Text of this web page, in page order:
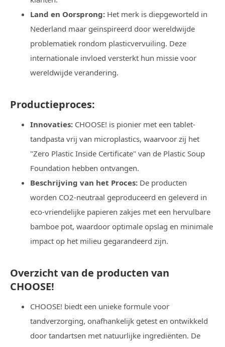
Land en Oorsprong: Het merk is diepgeworteld in
Nederland maar geïnspireerd door wereldwijde
problematiek rondom plasticvervuiling. Deze
internationale invloed versterkt hun missie voor
wereldwijde verandering.
Productieproces:
Innovaties: CHOOSE! is pionier met een tablet-
tandpasta vrij van microplastics, waarvoor zij het
"Zero Plastic Inside Certificate" van de Plastic Soup
Foundation hebben ontvangen.
Beschrijving van het Proces: De producten
worden CO2-neutraal geproduceerd en geleverd in
eco-vriendelijke papieren zakjes met een hervulbare
bamboe pot, waardoor optimale opslag en minimale
impact op het milieu gegarandeerd zijn.
Overzicht van de producten van
CHOOSE!
CHOOSE! biedt een unieke formule voor
tandverzorging, onafhankelijk getest en ontwikkeld
door tandartsen met natuurlijke ingrediënten. De